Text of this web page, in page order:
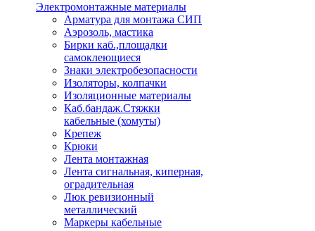
Электромонтажные материалы
Арматура для монтажа СИП
Аэрозоль, мастика
Бирки каб.,площадки
самоклеющиеся
Знаки электробезопасности
Изоляторы, колпачки
Изоляционные материалы
Каб.бандаж.Стяжки
кабельные (хомуты)
Крепеж
Крюки
Лента монтажная
Лента сигнальная, киперная,
оградительная
Люк ревизионный
металлический
Маркеры кабельные